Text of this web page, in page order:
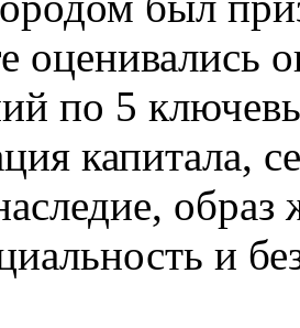
оценивались
по 5
капитала,
образ
и